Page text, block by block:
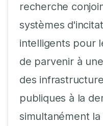
recherche
systèmes
intelligents pour
de parvenir à
des
publiques à la
simultanément